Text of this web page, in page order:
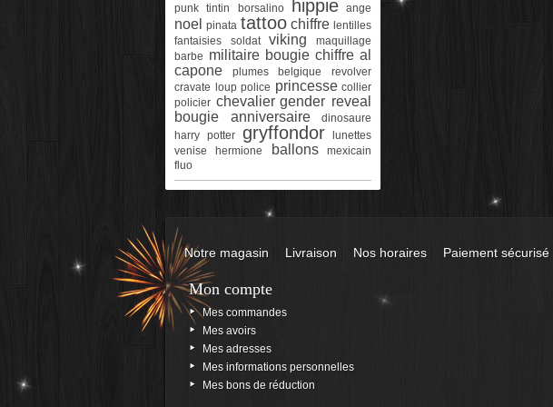
punk tintin borsalino hippie ange
noel pinata tattoo chiffre lentilles
fantaisies
soldat viking
maquillage
barbe militaire bougie chiffre al
capone
plumes belgique
revolver
cravate loup police princesse collier
policier chevalier gender reveal
bougie anniversaire
dinosaure
harry potter gryffondor lunettes
venise
hermione ballons
mexicain
fluo
Notre magasin Livraison Nos horaires Paiement sécurisé
Mon compte
Mes commandes
Mes avoirs
Mes adresses
Mes informations personnelles
Mes bons de réduction